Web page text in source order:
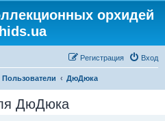
орхидей
Вход
Регистрация
Пользователи ДюДюка
ДюДюка